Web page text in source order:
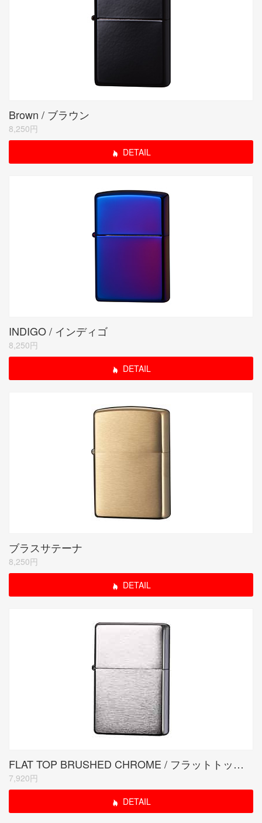
Brown / ブラウン
8,250円
DETAIL
INDIGO / インディゴ
8,250円
DETAIL
ブラスサテーナ
8,250円
DETAIL
FLAT TOP BRUSHED CHROME / フラットトップ クローム サテーナ
7,920円
DETAIL